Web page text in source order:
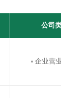
公司
企业营